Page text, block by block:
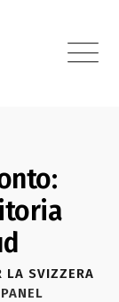
LA SVIZZERA